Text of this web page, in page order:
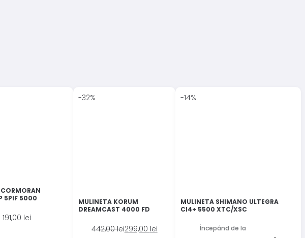
5PIF 5000
191,00 lei
-32%
MULINETA KORUM
DREAMCAST 4000 FD
442,00leiPrețul
299,00 lei
Prețul
-14%
MULINETA SHIMANO ULTEGRA
CI4+ 5500 XTC/XSC
Începând de la